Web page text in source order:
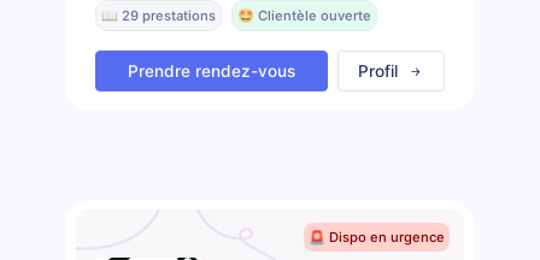
📖 29 prestations 🤩 Clientèle ouverte
Prendre rendez-vous Profil
🚨 Dispo en urgence